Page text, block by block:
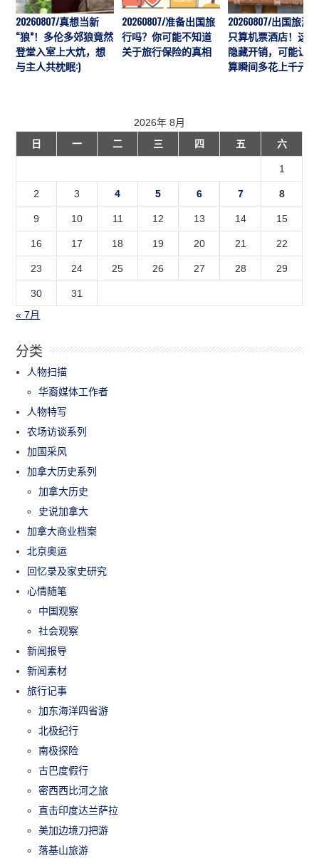
20260807/真想当新
“狼”！多伦多郊狼竟然
登堂入室上大炕，想
与主人共枕眠:)
20260807/准备出国旅
行吗？你可能不知道
关于旅行保险的真相
20260807/出国旅游
只算机票酒店！这7
隐藏开销，可能让预
算瞬间多花上千元
2026年 8月
日
一 二 三 四 五 六
1
2 3 4 5 6 7 8
9 10 11 12 13 14 15
16 17 18 19 20 21 22
23 24 25 26 27 28 29
30
31
« 7月
分类
人物扫描
华裔媒体工作者
人物特写
农场访谈系列
加国采风
加拿大历史系列
加拿大历史
史说加拿大
加拿大商业档案
北京奥运
回忆录及家史研究
心情随笔
中国观察
社会观察
新闻报导
新闻素材
旅行记事
加东海洋四省游
北极纪行
南极探险
古巴度假行
密西西比河之旅
直击印度达兰萨拉
美加边境刀把游
落基山旅游